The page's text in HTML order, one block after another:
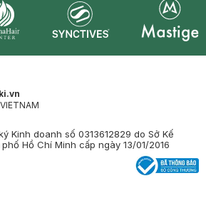
Kinh doanh số 0313612829 do Sở Kế
Hồ Chí Minh cấp ngày 13/01/2016